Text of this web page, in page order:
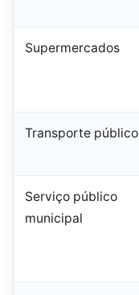
Supermercados
Transporte público
Serviço público
municipal